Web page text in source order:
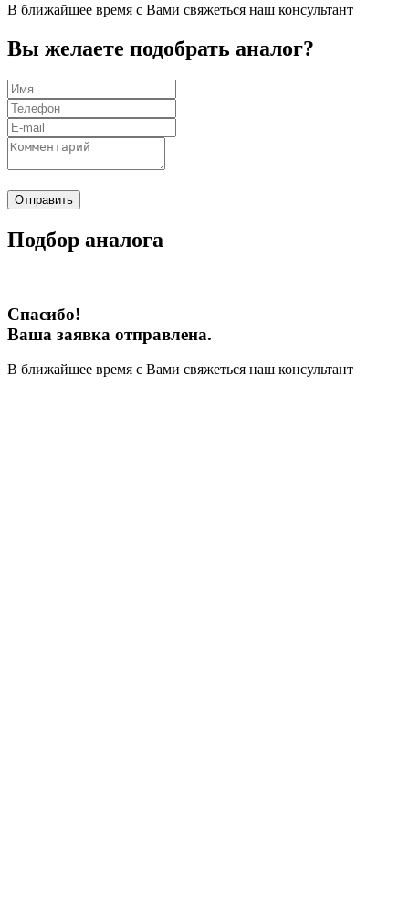
В ближайшее время с Вами свяжеться наш консультант
Вы желаете подобрать аналог?
Отправить
Подбор аналога
Спасибо!
Ваша заявка отправлена.
В ближайшее время с Вами свяжеться наш консультант